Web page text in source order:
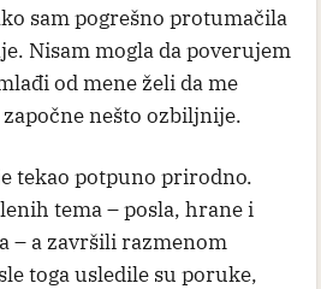
sam pogrešno protumačila
Nisam mogla da poverujem
od mene želi da me
nešto ozbiljnije.
tekao potpuno prirodno.
tema – posla, hrane i
– a završili razmenom
toga usledile su poruke,